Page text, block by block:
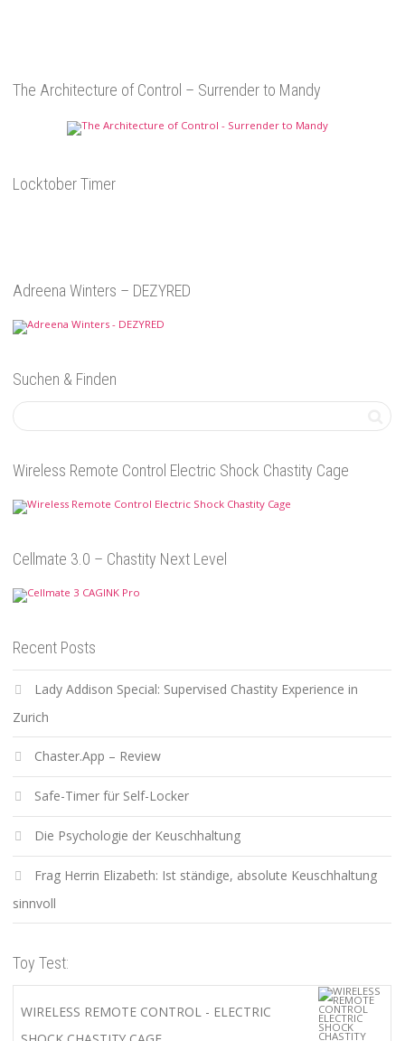
The Architecture of Control – Surrender to Mandy
Locktober Timer
Adreena Winters – DEZYRED
Suchen & Finden
Wireless Remote Control Electric Shock Chastity Cage
Cellmate 3.0 – Chastity Next Level
Recent Posts
Lady Addison Special: Supervised Chastity Experience in
Zurich
Chaster.App – Review
Safe-Timer für Self-Locker
Die Psychologie der Keuschhaltung
Frag Herrin Elizabeth: Ist ständige, absolute Keuschhaltung
sinnvoll
Toy Test:
WIRELESS REMOTE CONTROL - ELECTRIC